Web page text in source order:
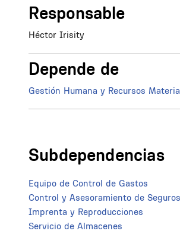
Responsable
Héctor Irisity
Depende de
Gestión Humana y Recursos
Subdependencias
Equipo de Control de Gastos
Control y Asesoramiento de Seguros
Imprenta y Reproducciones
Servicio de Almacenes